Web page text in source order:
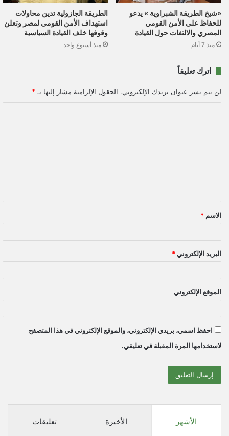
«شيخ الطريقة الشبراوية » يدعو
للحفاظ على الأمن القومي
المصري والالتفات حول القيادة
منذ 7 أيام
الطريقة الجازولية تدين محاولات
استهداف الأمن القومى لمصر وتعلن
وقوفها خلف القيادة السياسية
منذ أسبوع واحد
اترك تعليقاً
لن يتم نشر عنوان بريدك الإلكتروني. الحقول الإلزامية مشار إليها بـ *
ق
*
الاسم *
البريد الإلكتروني *
الموقع الإلكتروني
احفظ اسمي، بريدي الإلكتروني، والموقع الإلكتروني في هذا المتصفح
لاستخدامها المرة المقبلة في تعليقي.
الأشهر الأخيرة تعليقات